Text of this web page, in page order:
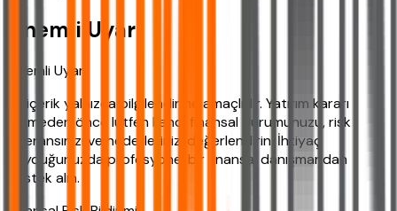
Önemli Uyarı
Önemli Uyarı:
Bu içerik yalnızca bilgilendirme amaçlıdır. Yatırım kararı
vermeden önce lütfen kendi finansal durumunuzu, risk
toleransınızı ve hedeflerinizi değerlendirin. İhtiyaç
duyduğunuzda profesyonel bir finansal danışmandan
destek alın.